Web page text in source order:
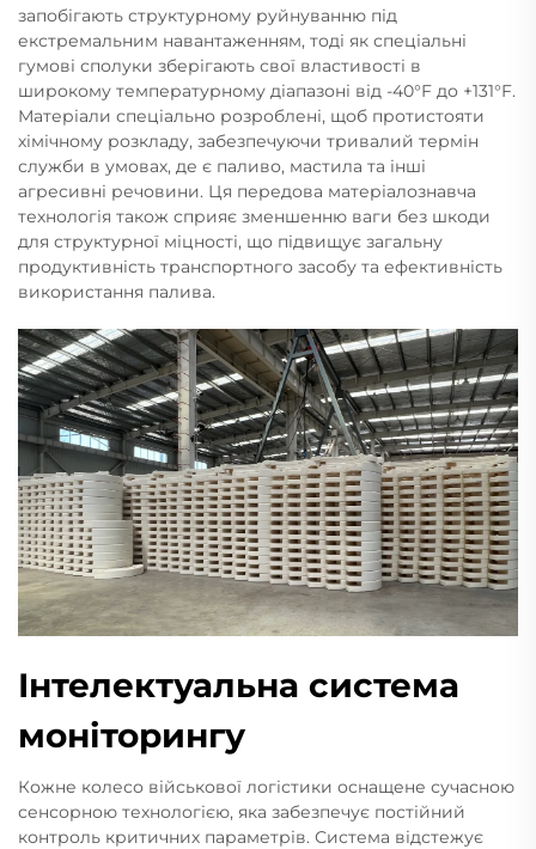
запобігають структурному руйнуванню під
екстремальним навантаженням, тоді як спеціальні
гумові сполуки зберігають свої властивості в
широкому температурному діапазоні від -40°F до +131°F.
Матеріали спеціально розроблені, щоб протистояти
хімічному розкладу, забезпечуючи тривалий термін
служби в умовах, де є паливо, мастила та інші
агресивні речовини. Ця передова матеріалознавча
технологія також сприяє зменшенню ваги без шкоди
для структурної міцності, що підвищує загальну
продуктивність транспортного засобу та ефективність
використання палива.
Інтелектуальна система
моніторингу
Кожне колесо військової логістики оснащене сучасною
сенсорною технологією, яка забезпечує постійний
контроль критичних параметрів. Система відстежує